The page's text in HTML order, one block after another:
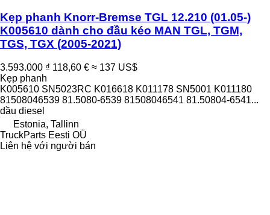
Kẹp phanh Knorr-Bremse TGL 12.210 (01.05-)
K005610 dành cho đầu kéo MAN TGL, TGM,
TGS, TGX (2005-2021)
3.593.000 ₫ 118,60 € ≈ 137 US$
Kẹp phanh
K005610 SN5023RC K016618 K011178 SN5001 K011180
81508046539 81.5080-6539 81508046541 81.50804-6541...
dầu diesel
Estonia, Tallinn
TruckParts Eesti OÜ
Liên hệ với người bán